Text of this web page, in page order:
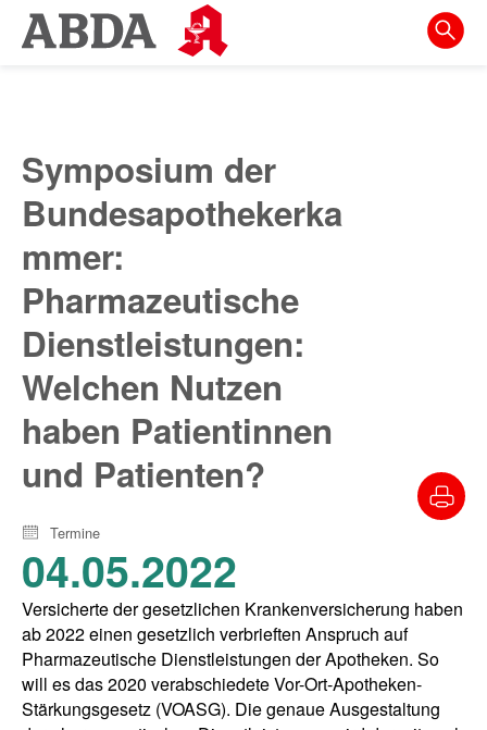
Springe
direkt
zur
Meta-
Navigation
Inhalt
zur
Suche
Symposium der
Bundesapothekerka
mmer:
Pharmazeutische
Dienstleistungen:
Welchen Nutzen
haben Patientinnen
und Patienten?
Termine
04.05.2022
Versicherte der gesetzlichen Krankenversicherung haben
ab 2022 einen gesetzlich verbrieften Anspruch auf
Pharmazeutische Dienstleistungen der Apotheken. So
will es das 2020 verabschiedete Vor-Ort-Apotheken-
Stärkungsgesetz (VOASG). Die genaue Ausgestaltung